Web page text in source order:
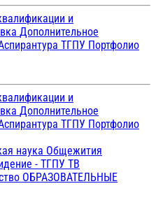
и
Дополнительное
ТГПУ Портфолио
и
Дополнительное
ТГПУ Портфолио
наука Общежития
- ТГПУ ТВ
ОБРАЗОВАТЕЛЬНЫЕ